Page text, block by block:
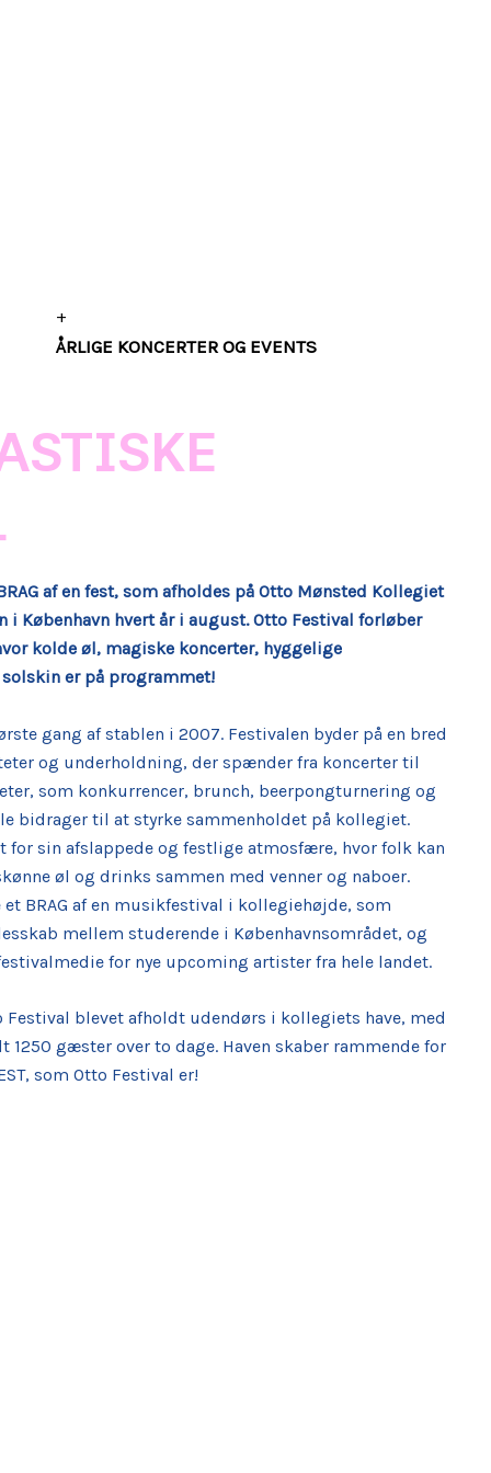
+
ÅRLIGE KONCERTER OG EVENTS
af en fest, som afholdes på Otto Mønsted Kollegiet
i København hvert år i august. Otto Festival forløber
kolde øl, magiske koncerter, hyggelige
er på programmet!
gang af stablen i 2007. Festivalen byder på en bred
og underholdning, der spænder fra koncerter til
som konkurrencer, brunch, beerpongturnering og
bidrager til at styrke sammenholdet på kollegiet.
for sin afslappede og festlige atmosfære, hvor folk kan
øl og drinks sammen med venner og naboer.
BRAG af en musikfestival i kollegiehøjde, som
mellem studerende i Københavnsområdet, og
for nye upcoming artister fra hele landet.
Festival blevet afholdt udendørs i kollegiets have, med
1250 gæster over to dage. Haven skaber rammende for
som Otto Festival er!